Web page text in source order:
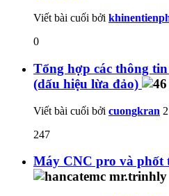
Viết bài cuối bởi
0
Tổng hợp các thông
(dấu hiệu lừa đảo)
Viết bài cuối bởi cuongkran
247
Máy CNC pro và phốt